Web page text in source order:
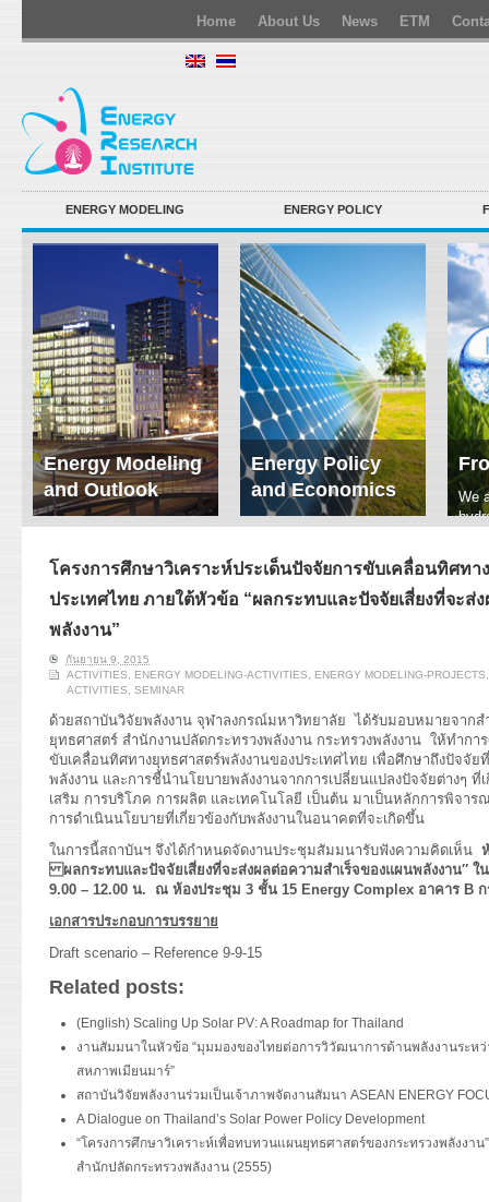
Home About Us News ETM
ENERGY MODELING ENERGY POLICY
Energy Modeling
and Outlook
ERI conducts rigorous
energy supply and
energy-consuming
sectors. Our analyses
have been used for …
Read More
Energy Policy
and Economics
We focus on solar
innovation, solar PV
policy. Two patent-
Read More
We
โครงการศึกษาวิเคราะห์ประเด็นปัจจัยการขับเคลื่อนทิศท
ประเทศไทย ภายใต้หัวข้อ “ผลกระทบและปัจจัยเสี่ยงที่จะส่
พลังงาน”
กันยายน 9, 2015
ACTIVITIES
ENERGY MODELING-ACTIVITIES ENERGY MODELING-PROJECTS
ACTIVITIES
SEMINAR
ด้วยสถาบันวิจัยพลังงาน จุฬาลงกรณ์มหาวิทยาลัย ได้รับมอบหมายจากส
ยุทธศาสตร์ สำนักงานปลัดกระทรวงพลังงาน กระทรวงพลังงาน ให้ทำกา
ขับเคลื่อนทิศทางยุทธศาสตร์พลังงานของประเทศไทย เพื่อศึกษาถึงปัจจั
พลังงาน และการชี้นำนโยบายพลังงานจากการเปลี่ยนแปลงปัจจัยต่างๆ ที่
เสริม การบริโภค การผลิต และเทคโนโลยี เป็นต้น มาเป็นหลักการพิจา
การดำเนินนโยบายที่เกี่ยวข้องกับพลังงานในอนาคตที่จะเกิดขึ้น
ในการนี้สถาบันฯ จึงได้กำหนดจัดงานประชุมสัมมนารับฟังความคิดเห็น
ผลกระทบและปัจจัยเสี่ยงที่จะส่งผลต่อความสำเร็จของแผนพลังงาน″ ใ
9.00 – 12.00 น. ณ ห้องประชุม 3 ชั้น 15 Energy Complex อาคาร B ก
เอกสารประกอบการบรรยาย
Draft scenario – Reference 9-9-15
Related posts:
(English) Scaling Up Solar PV: A Roadmap for Thailand
งานสัมมนาในหัวข้อ “มุมมองของไทยต่อการวิวัฒนาการด้านพลังงานระห
สหภาพเมียนมาร์”
สถาบันวิจัยพลังงานร่วมเป็นเจ้าภาพจัดงานสัมนา ASEAN ENERGY
A Dialogue on Thailand’s Solar Power Policy Development
“โครงการศึกษาวิเคราะห์เพื่อทบทวนแผนยุทธศาสตร์ของกระทรวงพลังงา
สำนักปลัดกระทรวงพลังงาน (2555)